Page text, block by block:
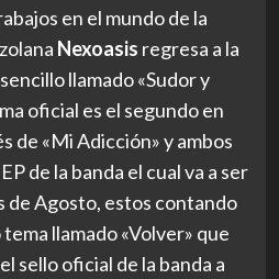
en el mundo de la
Nexoasis regresa a la
llamado «Sudor y
oficial es el segundo en
de «Mi Adicción» y ambos
de la banda el cual va a ser
de Agosto, estos contando
llamado «Volver» que
sello oficial de la banda a